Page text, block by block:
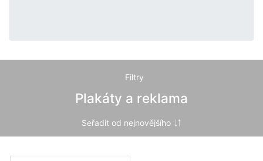
Filtry
Plakáty a reklama